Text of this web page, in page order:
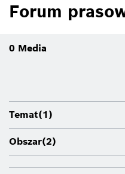
Forum
0 Media
Temat(1)
Obszar(2)